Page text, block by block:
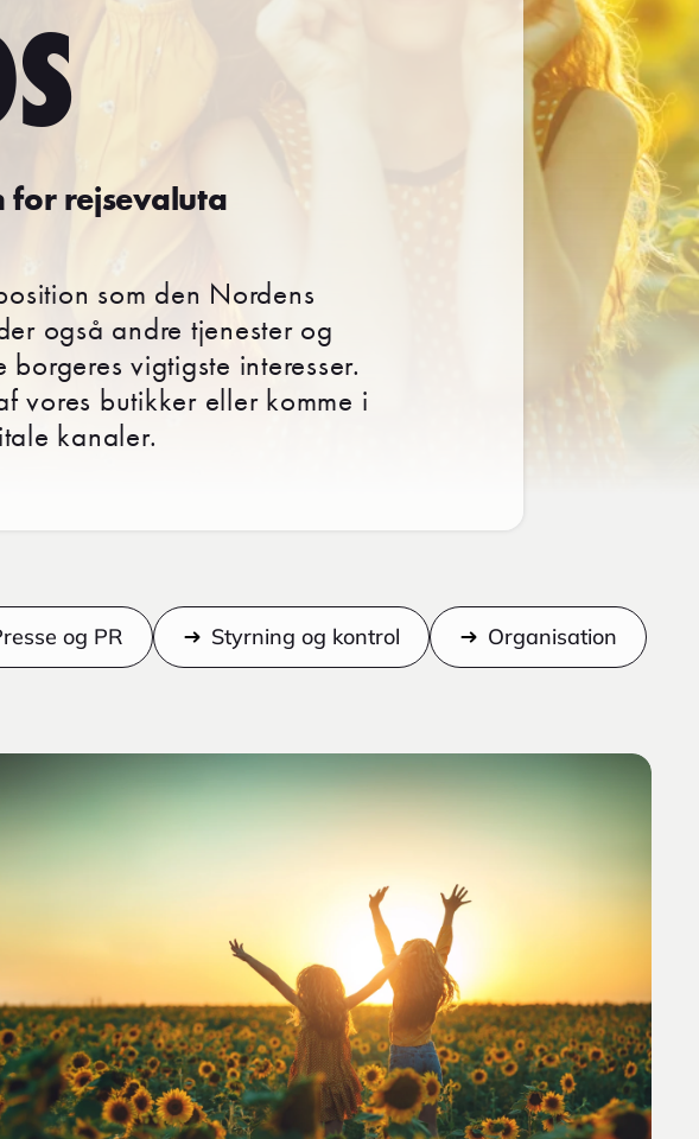
for rejsevaluta
som den Nordens
også andre tjenester og
vigtigste interesser.
vores butikker eller komme i
kanaler.
og PR Styrning og kontrol Organisation